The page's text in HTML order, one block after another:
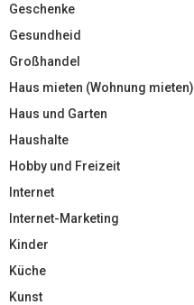
Geschenke
Gesundheid
Großhandel
Haus mieten (Wohnung mieten)
Haus und Garten
Haushalte
Hobby und Freizeit
Internet
Internet-Marketing
Kinder
Küche
Kunst